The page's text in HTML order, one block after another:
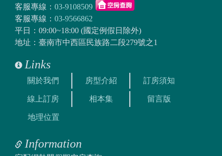
客服專線： 03-9108509
客服專線： 03-9566862
平日：09:00~18:00 (國定例假日除外)
地址：臺南市中西區民族路二段279號之1
Links
關於我們 房型介紹 訂房須知
線上訂房 相本集 留言版
地理位置
Information